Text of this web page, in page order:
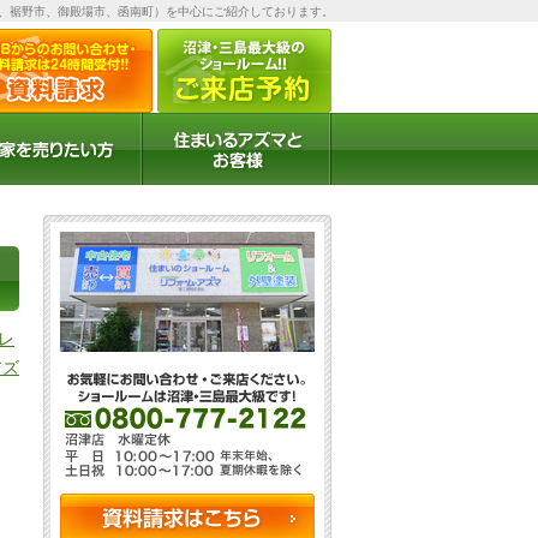
野市、御殿場市、函南町）を中心にご紹介しております。
お客様の声
お客様インタビュー